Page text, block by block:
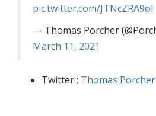
pic.twitter.com/JTNcZRA9oI
— Thomas Porcher
March 11, 2021
Twitter : Thomas Porcher